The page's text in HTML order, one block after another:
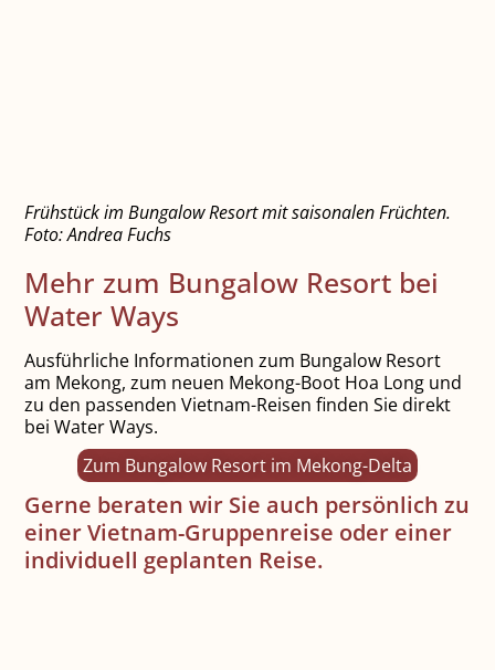
Frühstück im Bungalow Resort mit saisonalen Früchten.
Foto: Andrea Fuchs
Mehr zum Bungalow Resort bei
Water Ways
Ausführliche Informationen zum Bungalow Resort
am Mekong, zum neuen Mekong-Boot Hoa Long und
zu den passenden Vietnam-Reisen finden Sie direkt
bei Water Ways.
Zum Bungalow Resort im Mekong-Delta
Gerne beraten wir Sie auch persönlich zu
einer Vietnam-Gruppenreise oder einer
individuell geplanten Reise.